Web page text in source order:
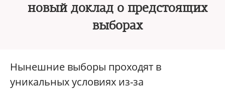
новый доклад о предстоящих
выборах
Нынешние выборы проходят в
уникальных условиях из-за